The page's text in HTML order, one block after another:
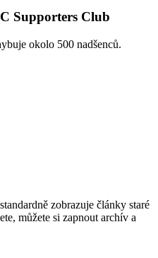
Supporters Club
okolo 500 nadšenců.
zobrazuje články staré
můžete si zapnout archív a